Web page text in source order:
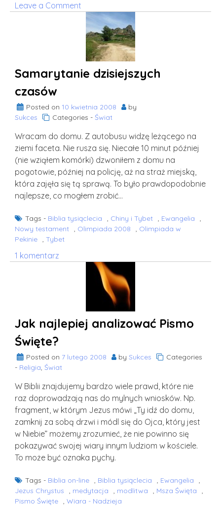
Leave a Comment
Czy
Bóg
jest
nam
potrzebny
do
Samarytanie dzisiejszych
czasów
Posted on 10 kwietnia 2008
by
Sukces
Categories - Świat
Wracam do domu. Z autobusu widzę leżącego na
ziemi faceta. Nie rusza się. Niecałe 10 minut później
(nie wziąłem komórki) dzwoniłem z domu na
pogotowie, później na policję, aż na straż miejską,
która zajęła się tą sprawą. To było prawdopodobnie
najlepsze, co mogłem zrobić…
Tags - Biblia tysiąclecia , Chiny i Tybet , Ewangelia
,
Nowy testament , Olimpiada 2008 , Olimpiada w
Pekinie , Tybet
1 komentarz
Samarytanie
dzisiejszych
Jak najlepiej analizować Pismo
Święte?
Posted on 7 lutego 2008 by Sukces
Categories
- Religia, Świat
W Biblii znajdujemy bardzo wiele prawd, które nie
raz doprowadzają nas do mylnych wniosków. Np.
fragment, w którym Jezus mówi „Ty idź do domu,
zamknij za sobą drzwi i módl się do Ojca, który jest
w Niebie” możemy zrozumieć, że nie powinno się
pokazywać swojej wiary innym ludziom w kościele.
To może być oznaka pychy.
Tags - Biblia on-line , Biblia tysiąclecia , Ewangelia
,
Jezus Chrystus
, medytacja , modlitwa , Msza Święta
,
Pismo Święte , Wiara - Nadzieja